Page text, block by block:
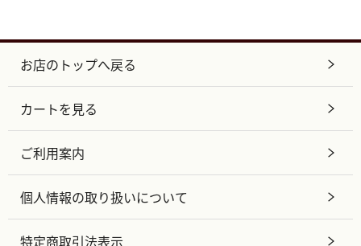
お店のトップへ戻る
カートを見る
ご利用案内
個人情報の取り扱いについて
特定商取引法表示